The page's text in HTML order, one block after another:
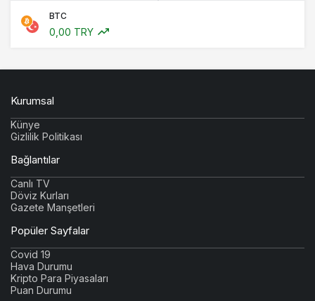
BTC
0,00 TRY
Kurumsal
Künye
Gizlilik Politikası
Bağlantılar
Canlı TV
Döviz Kurları
Gazete Manşetleri
Popüler Sayfalar
Covid 19
Hava Durumu
Kripto Para Piyasaları
Puan Durumu